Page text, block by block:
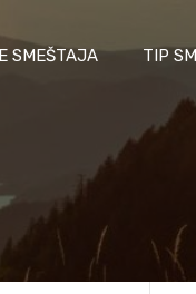
SMEŠTAJA TIP